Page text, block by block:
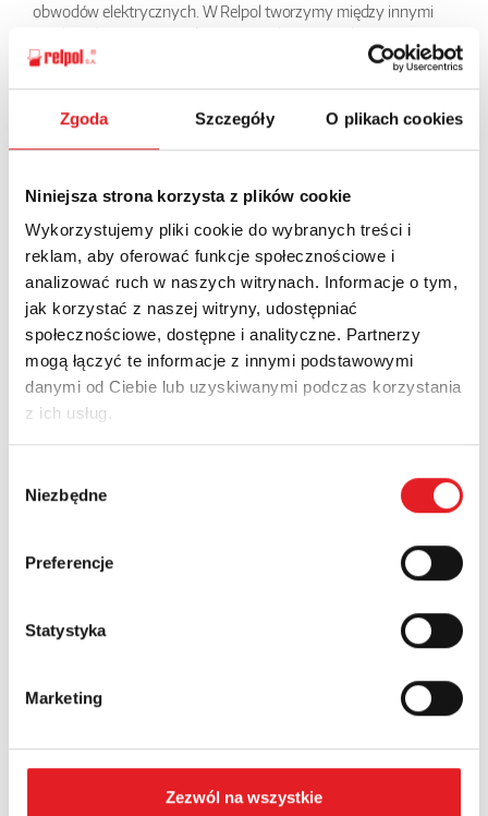
Zgoda Szczegóły O plikach cookies
Niniejsza strona korzysta z plików cookie
Wykorzystujemy pliki cookie do wybranych treści i
reklam, aby oferować funkcje społecznościowe i
analizować ruch w naszych witrynach. Informacje o tym,
jak korzystać z naszej witryny, udostępniać
społecznościowe, dostępne i analityczne. Partnerzy
mogą łączyć te informacje z innymi podstawowymi
danymi od Ciebie lub uzyskiwanymi podczas korzystania
z ich usług.
zgody
Niezbędne
Preferencje
Statystyka
Marketing
Zezwól na wszystkie
obwodów elektrycznych. W Relpol tworzymy między innymi
przekaźniki PI85 z gniazdem GZM80, które szerokie
zastosowanie znajdują między innymi w szafach rozdzielczych,
się więcej o zaletach przekaźnika oferowanych przekaźników,
zapraszamy do sprawdzenia strony, na której przedstawiamy
POWRÓT
Zapytaj o szczegóły oferty
Imię i nazwisko: *
Adres e-mail: *
Nazwa firmy:
Województwo: